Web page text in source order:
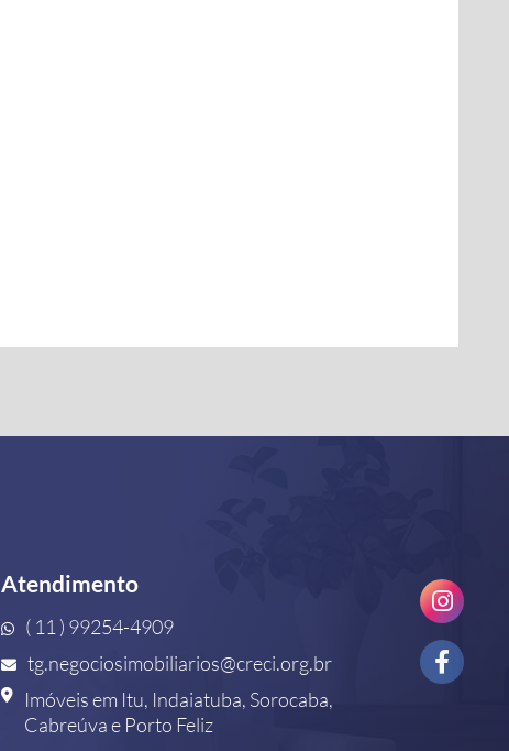
Atendimento
( 11 ) 99254-4909
tg.negociosimobiliarios@creci.org.br
Imóveis em Itu, Indaiatuba, Sorocaba,
Cabreúva e Porto Feliz